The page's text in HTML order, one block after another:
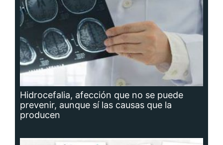
Hidrocefalia, afección que no se puede
prevenir, aunque sí las causas que la
producen